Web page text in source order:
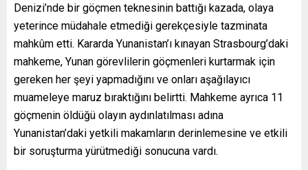
Denizi’nde bir göçmen teknesinin battığı kazada, olaya
yeterince müdahale etmediği gerekçesiyle tazminata
mahkûm etti. Kararda Yunanistan’ı kınayan Strasbourg’daki
mahkeme, Yunan görevlilerin göçmenleri kurtarmak için
gereken her şeyi yapmadığını ve onları aşağılayıcı
muameleye maruz bıraktığını belirtti. Mahkeme ayrıca 11
göçmenin öldüğü olayın aydınlatılması adına
Yunanistan’daki yetkili makamların derinlemesine ve etkili
bir soruşturma yürütmediği sonucuna vardı.